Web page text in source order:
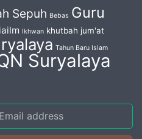
Sepuh Bebas Guru
iailm Ikhwan khutbah jum'at
Tahun Baru Islam
Suryalaya